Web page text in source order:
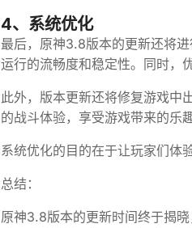
4、系统优化
最后，原神3.8版本的更新还将
运行的流畅度和稳定性。同时，
此外，版本更新还将修复游戏中
的战斗体验，享受游戏带来的乐趣
系统优化的目的在于让玩家们体
总结：
原神3.8版本的更新时间终于揭